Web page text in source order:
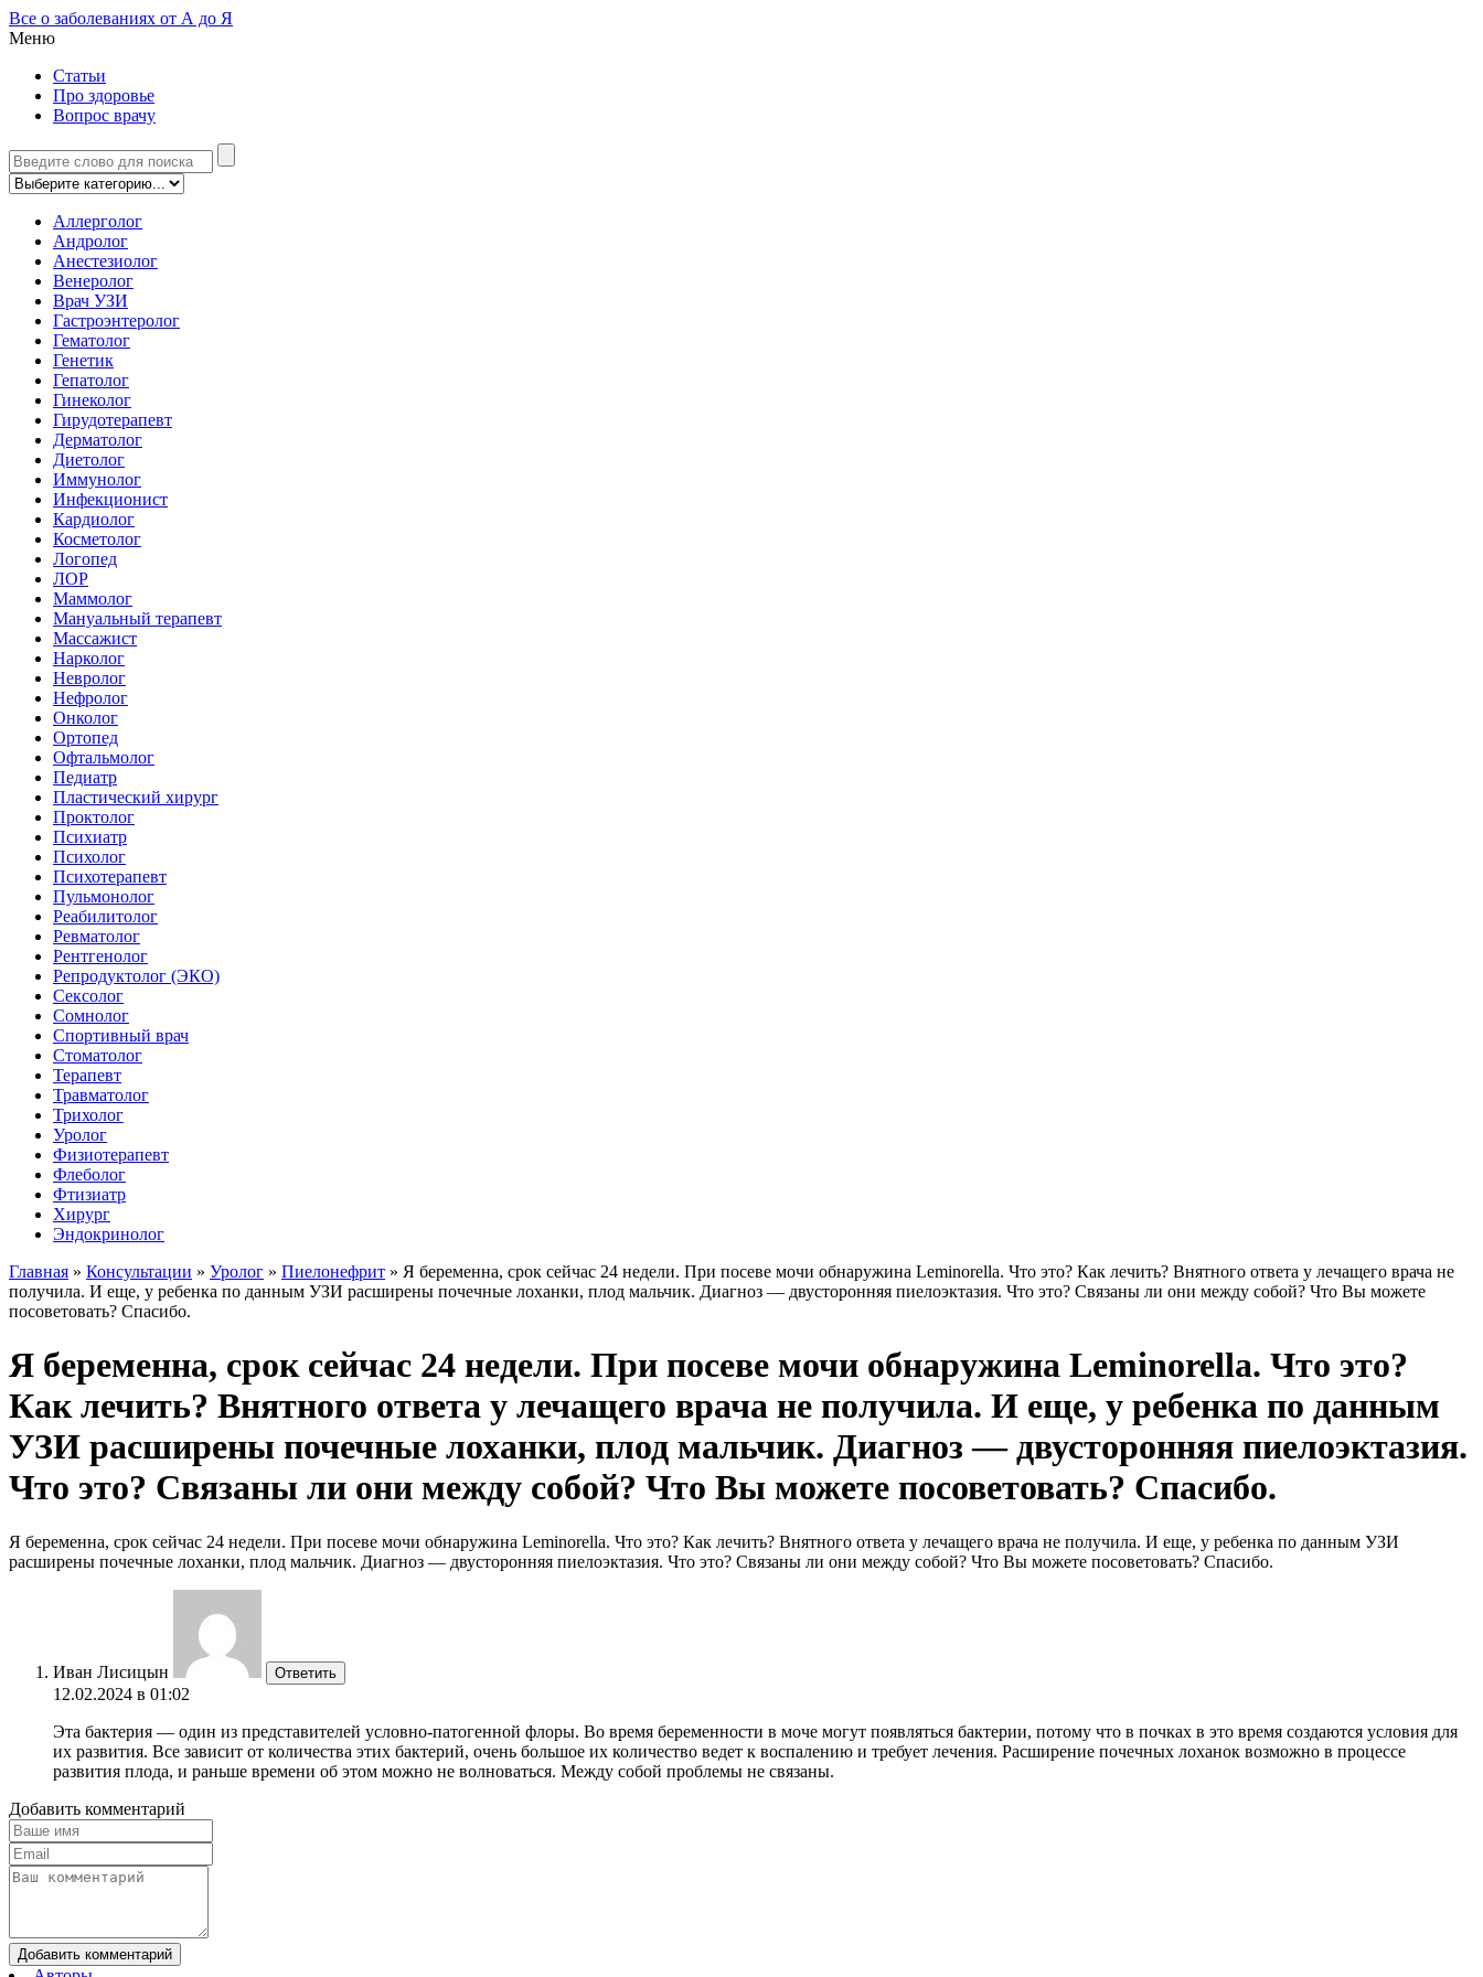
Все о заболеваниях от А до Я
Меню
Статьи
Про здоровье
Вопрос врачу
Аллерголог
Андролог
Анестезиолог
Венеролог
Врач УЗИ
Гастроэнтеролог
Гематолог
Генетик
Гепатолог
Гинеколог
Гирудотерапевт
Дерматолог
Диетолог
Иммунолог
Инфекционист
Кардиолог
Косметолог
Логопед
ЛОР
Маммолог
Мануальный терапевт
Массажист
Нарколог
Невролог
Нефролог
Онколог
Ортопед
Офтальмолог
Педиатр
Пластический хирург
Проктолог
Психиатр
Психолог
Психотерапевт
Пульмонолог
Реабилитолог
Ревматолог
Рентгенолог
Репродуктолог (ЭКО)
Сексолог
Сомнолог
Спортивный врач
Стоматолог
Терапевт
Травматолог
Трихолог
Уролог
Физиотерапевт
Флеболог
Фтизиатр
Хирург
Эндокринолог
Главная » Консультации » Уролог » Пиелонефрит » Я беременна, срок сейчас 24 недели. При посеве мочи обнаружина Leminorella. Что это? Как лечить? Внятного ответа у лечащего врача не
получила. И еще, у ребенка по данным УЗИ расширены почечные лоханки, плод мальчик. Диагноз — двусторонняя пиелоэктазия. Что это? Связаны ли они между собой? Что Вы можете
посоветовать? Спасибо.
Я беременна, срок сейчас 24 недели. При посеве мочи обнаружина Leminorella. Что это?
Как лечить? Внятного ответа у лечащего врача не получила. И еще, у ребенка по данным
УЗИ расширены почечные лоханки, плод мальчик. Диагноз — двусторонняя пиелоэктазия.
Что это? Связаны ли они между собой? Что Вы можете посоветовать? Спасибо.
Я беременна, срок сейчас 24 недели. При посеве мочи обнаружина Leminorella. Что это? Как лечить? Внятного ответа у лечащего врача не получила. И еще, у ребенка по данным УЗИ
расширены почечные лоханки, плод мальчик. Диагноз — двусторонняя пиелоэктазия. Что это? Связаны ли они между собой? Что Вы можете посоветовать? Спасибо.
Иван Лисицын Ответить
12.02.2024 в 01:02
Эта бактерия — один из представителей условно-патогенной флоры. Во время беременности в моче могут появляться бактерии, потому что в почках в это время создаются условия для
их развития. Все зависит от количества этих бактерий, очень большое их количество ведет к воспалению и требует лечения. Расширение почечных лоханок возможно в процессе
развития плода, и раньше времени об этом можно не волноваться. Между собой проблемы не связаны.
Добавить комментарий
Добавить комментарий